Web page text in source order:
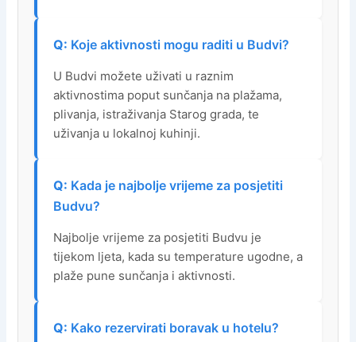
Koje aktivnosti mogu raditi u Budvi?
U Budvi možete uživati u raznim
aktivnostima poput sunčanja na plažama,
plivanja, istraživanja Starog grada, te
uživanja u lokalnoj kuhinji.
Kada je najbolje vrijeme za posjetiti
Budvu?
Najbolje vrijeme za posjetiti Budvu je
tijekom ljeta, kada su temperature ugodne, a
plaže pune sunčanja i aktivnosti.
Kako rezervirati boravak u hotelu?